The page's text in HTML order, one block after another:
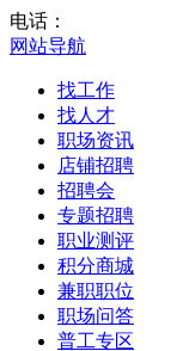
电话：
网站导航
找工作
找人才
职场资讯
店铺招聘
招聘会
专题招聘
职业测评
积分商城
兼职职位
职场问答
普工专区